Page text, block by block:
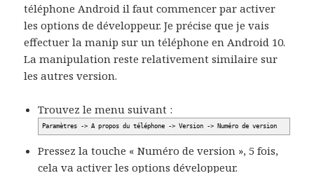
téléphone Android il faut commencer par activer
les options de développeur. Je précise que je vais
effectuer la manip sur un téléphone en Android 10.
La manipulation reste relativement similaire sur
les autres version.
Trouvez le menu suivant :
Paramètres -> A propos du téléphone -> Version -> Numéro de version
Pressez la touche « Numéro de version », 5 fois,
cela va activer les options développeur.